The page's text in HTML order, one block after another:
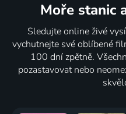
Muži v
offsidu
1931 | Československo | Komedie
Zlatovláska
1973 | Československo | Pohádka, Hudební
17 dílů 68%
Moře stanic
Sledujte online živé
vychutnejte své oblíbené
100 dní zpětně.
pozastavovat nebo